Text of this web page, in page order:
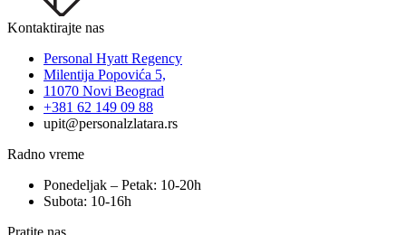
Kontaktirajte nas
Personal Hyatt Regency
Milentija Popovića 5,
11070 Novi Beograd
+381 62 149 09 88
upit@personalzlatara.rs
Radno vreme
Ponedeljak – Petak: 10-20h
Subota: 10-16h
Pratite nas